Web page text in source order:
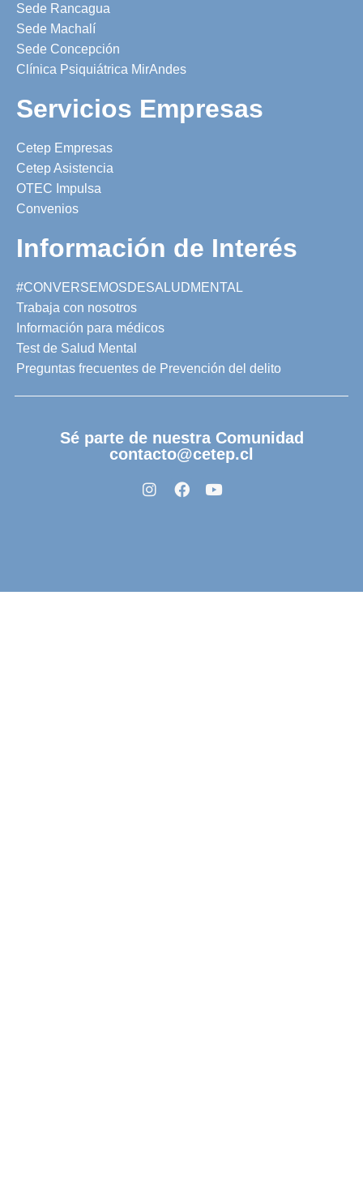
Sede Rancagua
Sede Machalí
Sede Concepción
Clínica Psiquiátrica MirAndes
Servicios Empresas
Cetep Empresas
Cetep Asistencia
OTEC Impulsa
Convenios
Información de Interés
#CONVERSEMOSDESALUDMENTAL
Trabaja con nosotros
Información para médicos
Test de Salud Mental
Preguntas frecuentes de Prevención del delito
Sé parte de nuestra Comunidad
contacto@cetep.cl